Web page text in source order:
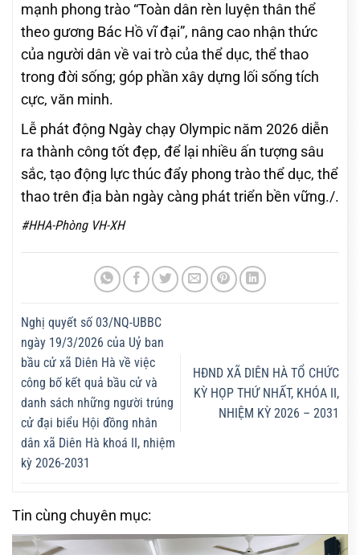
mạnh phong trào “Toàn dân rèn luyện thân thể
theo gương Bác Hồ vĩ đại”, nâng cao nhận thức
của người dân về vai trò của thể dục, thể thao
trong đời sống; góp phần xây dựng lối sống tích
cực, văn minh.
Lễ phát động Ngày chạy Olympic năm 2026 diễn
ra thành công tốt đẹp, để lại nhiều ấn tượng sâu
sắc, tạo động lực thúc đẩy phong trào thể dục, thể
thao trên địa bàn ngày càng phát triển bền vững./.
#HHA-Phòng VH-XH
Nghị quyết số 03/NQ-UBBC
ngày 19/3/2026 của Uỷ ban
bầu cử xã Diên Hà về việc
công bố kết quả bầu cử và
danh sách những người trúng
cử đại biểu Hội đồng nhân
dân xã Diên Hà khoá II, nhiệm
kỳ 2026-2031
HĐND XÃ DIÊN HÀ TỔ CHỨC
KỲ HỌP THỨ NHẤT, KHÓA II,
NHIỆM KỲ 2026 – 2031
Tin cùng chuyên mục: